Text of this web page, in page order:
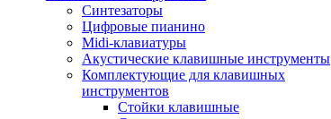
Синтезаторы
Цифровые пианино
Midi-клавиатуры
Акустические клавишные инструменты
Комплектующие для клавишных
инструментов
Стойки клавишные